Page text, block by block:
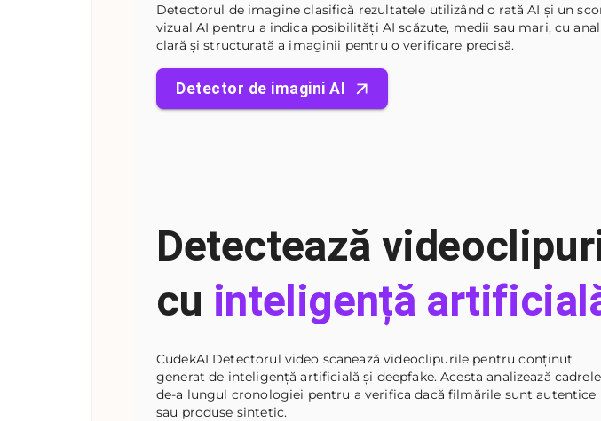
Detectorul de imagine clasifică rezultatele utilizând o rată AI și un
vizual AI pentru a indica posibilități AI scăzute, medii sau mari, cu
clară și structurată a imaginii pentru o verificare precisă.
Detector de imagini AI
Detectează
cu inteligență
CudekAI Detectorul video scanează videoclipurile pentru conținut
generat de inteligență artificială și deepfake. Acesta analizează cadrele
de-a lungul cronologiei pentru a verifica dacă filmările sunt autentice
sau produse sintetic.